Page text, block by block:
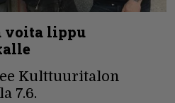
voita lippu
Kulttuuritalon
7.6.